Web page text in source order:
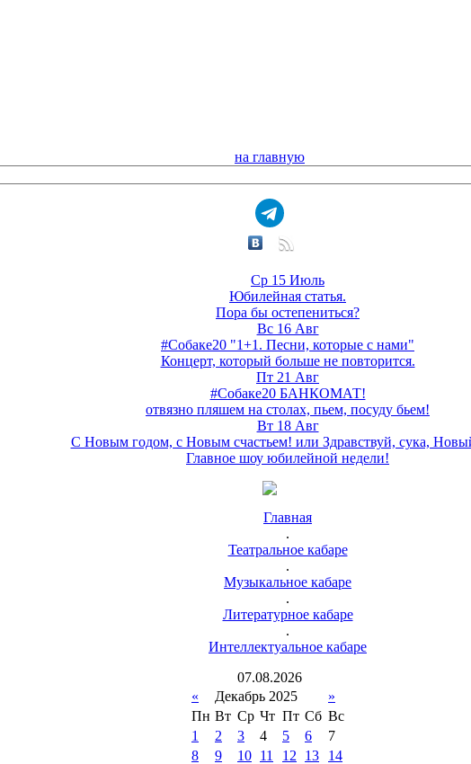
на главную
Ср 15 Июль
Юбилейная статья.
Пора бы остепениться?
Вс 16 Авг
#Собаке20 "1+1. Песни, которые с нами"
Концерт, который больше не повторится.
Пт 21 Авг
#Собаке20 БАНКОМАТ!
отвязно пляшем на столах, пьем, посуду бьем!
Вт 18 Авг
С Новым годом, с Новым счастьем! или Здравствуй, сука,
Главное шоу юбилейной недели!
Главная
.
Театральное кабаре
.
Музыкальное кабаре
.
Литературное кабаре
.
Интеллектуальное кабаре
07.08.2026
«
Декабрь 2025
»
Пн Вт Ср Чт Пт Сб Вс
1
2 3 4 5 6
7
8
9 10 11 12 13
14